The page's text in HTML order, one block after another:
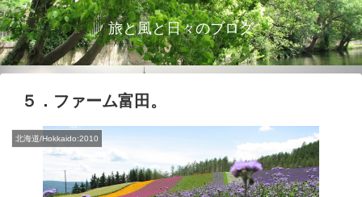
旅と風と日々のブログ
５．ファーム富田。
北海道/Hokkaido:2010